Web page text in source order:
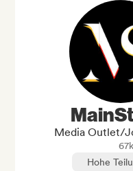
Media Outlet/
67k
Hohe